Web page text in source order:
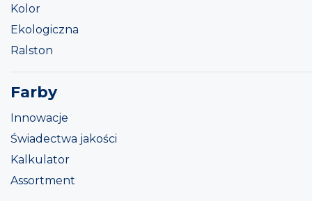
Kolor
Ekologiczna
Ralston
Farby
Innowacje
Świadectwa jakości
Kalkulator
Assortment